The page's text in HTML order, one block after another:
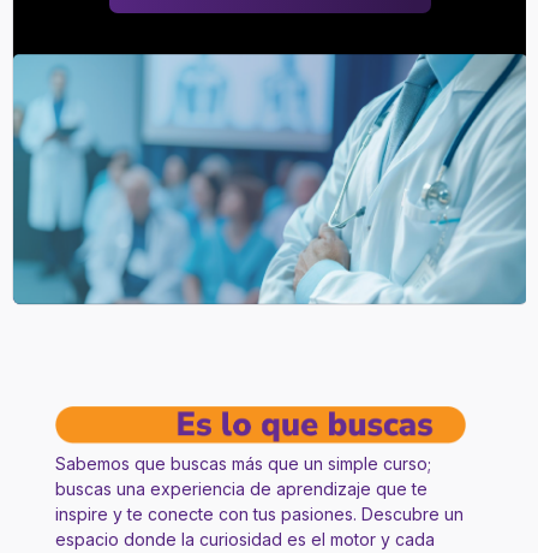
Conocer Cursos
Sabemos que buscas más que un simple curso;
buscas una experiencia de aprendizaje que te
inspire y te conecte con tus pasiones. Descubre un
espacio donde la curiosidad es el motor y cada